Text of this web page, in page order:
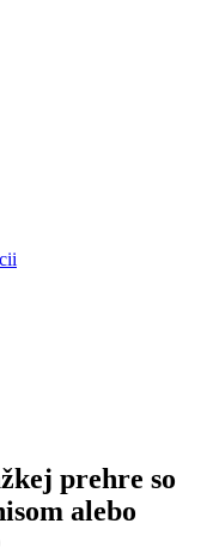
prehre so
alebo